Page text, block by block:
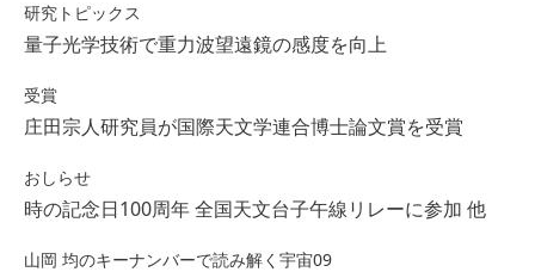
研究トピックス
量子光学技術で重力波望遠鏡の感度を向上
受賞
庄田宗人研究員が国際天文学連合博士論文賞を受賞
おしらせ
時の記念日100周年 全国天文台子午線リレーに参加 他
山岡 均のキーナンバーで読み解く宇宙09